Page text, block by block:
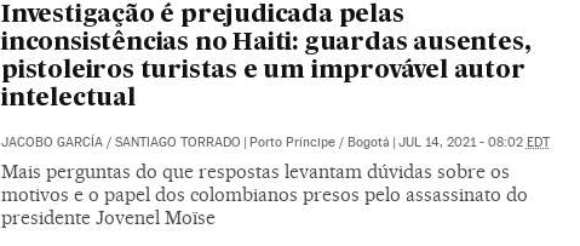
Investigação é prejudicada pelas
inconsistências no Haiti: guardas ausentes,
pistoleiros turistas e um improvável autor
intelectual
JACOBO GARCÍA/ SANTIAGO TORRADO | Porto Príncipe / Bogotá | JUL 14, 2021 - 08:02 EDT
Mais perguntas do que respostas levantam dúvidas sobre os
motivos e o papel dos colombianos presos pelo assassinato do
presidente Jovenel Moïse